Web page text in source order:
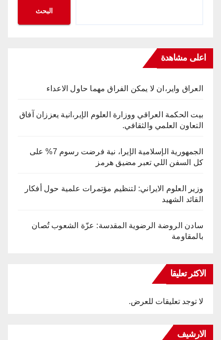
البحث
اعلى مشاهدة
العراق واير،ان لا يمكن الفراق مهما حاول الاعداء
بيت الحكمة العراقي ووزارة العلوم الإير،انية يعززان آفاق
التعاون العلمي والثقافي.
الجمهورية الإسلامية الإيرا، نية فرضت رسوم 7% على
كل السفن اللي تعبر مضيق هرمز
وزير العلوم الايراني: لتنظيم مؤتمرات علمية حول أفكار
القائد الشهيد
سادن الروضة الرضوية المقدسة: عزّة الشعوب تُصان
بالمقاومة
الاكثر تعليقا
لا توجد تعليقات للعرض.
الارشيف